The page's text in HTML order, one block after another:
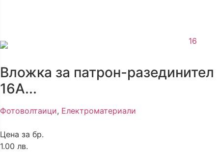
Вложка за патрон-разединител
16А...
Фотоволтаици, Електроматериали
Цена за бр.
1.00 лв.